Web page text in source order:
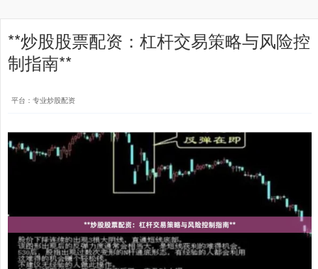
**炒股股票配资：杠杆交易策略与风险控
制指南**
平台：专业炒股配资